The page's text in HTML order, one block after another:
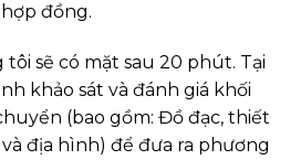
đồng.
sẽ có mặt sau 20 phút. Tại
khảo sát và đánh giá khối
(bao gồm: Đồ đạc, thiết
địa hình) để đưa ra phương